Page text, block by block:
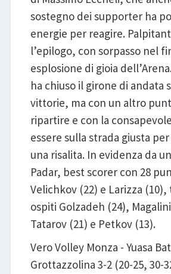
sostegno dei supporter ha
energie per reagire.
l’epilogo, con sorpasso nel
esplosione di gioia
ha chiuso il girone di andata
vittorie, ma con un altro
ripartire e con la
essere sulla strada giusta
una risalita. In evidenza da
Padar, best scorer con 28
Velichkov (22) e Larizza (10),
ospiti Golzadeh (24),
Tatarov (21) e Petkov (13).
Vero Volley Monza - Yuasa
Grottazzolina 3-2 (20-25, 30-